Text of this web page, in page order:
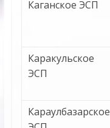
Каганское ЭСП
Каракульское
ЭСП
Караулбазарское